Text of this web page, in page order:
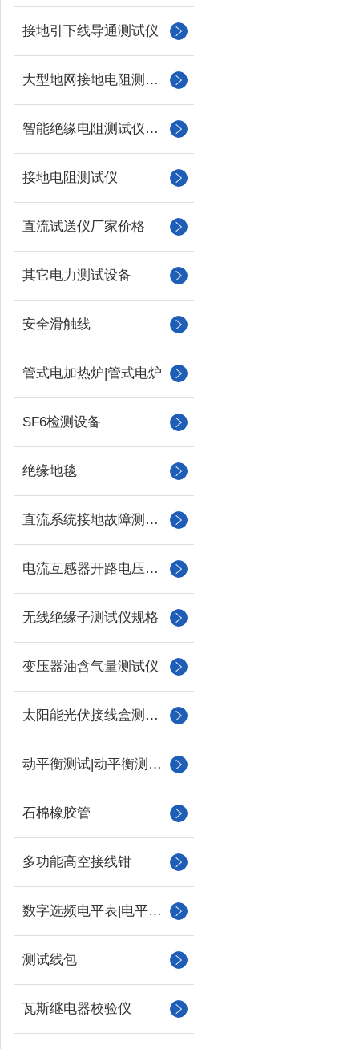
接地引下线导通测试仪
大型地网接地电阻测试仪
智能绝缘电阻测试仪（兆欧表）
接地电阻测试仪
直流试送仪厂家价格
其它电力测试设备
安全滑触线
管式电加热炉|管式电炉
SF6检测设备
绝缘地毯
直流系统接地故障测试仪
电流互感器开路电压测试仪
无线绝缘子测试仪规格
变压器油含气量测试仪
太阳能光伏接线盒测试仪
动平衡测试|动平衡测量仪
石棉橡胶管
多功能高空接线钳
数字选频电平表|电平振荡器
测试线包
瓦斯继电器校验仪